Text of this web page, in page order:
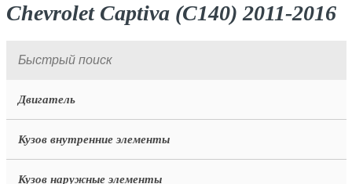
Chevrolet Captiva (C140) 2011-2016
Двигатель
Кузов внутренние элементы
Кузов наружные элементы